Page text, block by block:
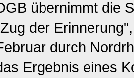
übernimmt die
der
durch
Ergebnis eines